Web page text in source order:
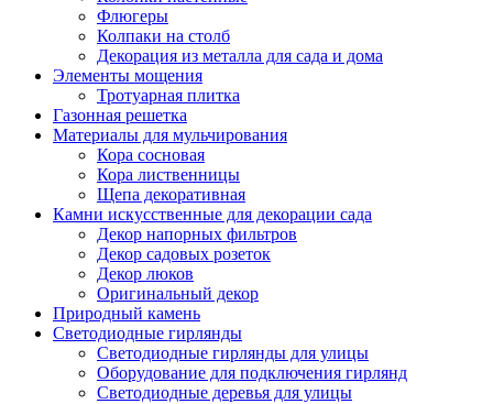
Флюгеры
Колпаки на столб
Декорация из металла для сада и дома
Элементы мощения
Тротуарная плитка
Газонная решетка
Материалы для мульчирования
Кора сосновая
Кора лиственницы
Щепа декоративная
Камни искусственные для декорации сада
Декор напорных фильтров
Декор садовых розеток
Декор люков
Оригинальный декор
Природный камень
Светодиодные гирлянды
Светодиодные гирлянды для улицы
Оборудование для подключения гирлянд
Светодиодные деревья для улицы